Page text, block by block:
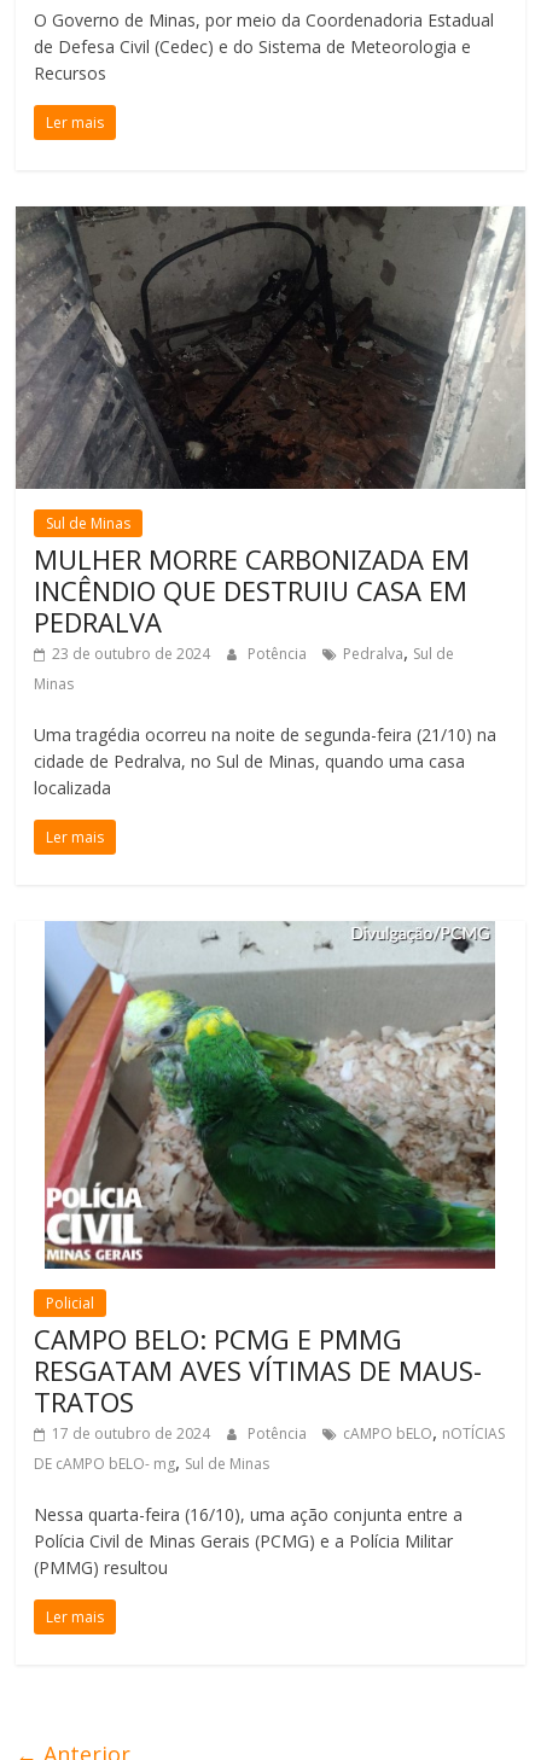
O Governo de Minas, por meio da Coordenadoria Estadual
de Defesa Civil (Cedec) e do Sistema de Meteorologia e
Recursos
Ler mais
Sul de Minas
MULHER MORRE CARBONIZADA EM
INCÊNDIO QUE DESTRUIU CASA EM
PEDRALVA
23 de outubro de 2024 Potência Pedralva, Sul de
Minas
Uma tragédia ocorreu na noite de segunda-feira (21/10) na
cidade de Pedralva, no Sul de Minas, quando uma casa
localizada
Ler mais
Policial
CAMPO BELO: PCMG E PMMG
RESGATAM AVES VÍTIMAS DE MAUS-
TRATOS
17 de outubro de 2024 Potência cAMPO bELO, nOTÍCIAS
DE cAMPO bELO- mg, Sul de Minas
Nessa quarta-feira (16/10), uma ação conjunta entre a
Polícia Civil de Minas Gerais (PCMG) e a Polícia Militar
(PMMG) resultou
Ler mais
← Anterior